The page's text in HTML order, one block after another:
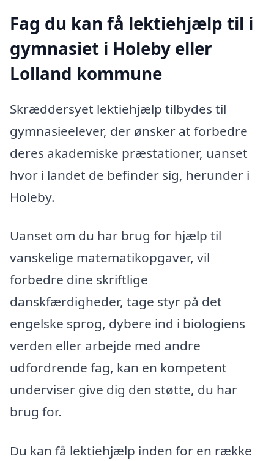
Fag du kan få lektiehjælp til i
gymnasiet i Holeby eller
Lolland kommune
Skræddersyet lektiehjælp tilbydes til
gymnasieelever, der ønsker at forbedre
deres akademiske præstationer, uanset
hvor i landet de befinder sig, herunder i
Holeby.
Uanset om du har brug for hjælp til
vanskelige matematikopgaver, vil
forbedre dine skriftlige
danskfærdigheder, tage styr på det
engelske sprog, dybere ind i biologiens
verden eller arbejde med andre
udfordrende fag, kan en kompetent
underviser give dig den støtte, du har
brug for.
Du kan få lektiehjælp inden for en række